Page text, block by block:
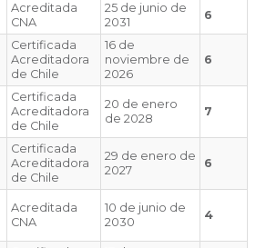
Acreditada
CNA
25 de junio de
2031
6
Certificada
Acreditadora
de Chile
16 de
noviembre de
2026
6
Certificada
Acreditadora
de Chile
20 de enero
de 2028
7
Certificada
Acreditadora
de Chile
29 de enero de
2027
6
Acreditada
CNA
10 de junio de
2030
4